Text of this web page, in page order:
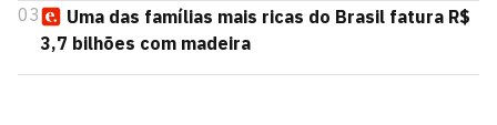
03
Uma das famílias mais ricas do Brasil fatura R$
3,7 bilhões com madeira